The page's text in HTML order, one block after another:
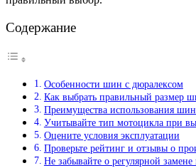
Содержание
Особенности шин с дюралексом
Как выбрать правильный размер
Преимущества использования
Учитывайте тип мотоцикла при
Оцените условия эксплуатации
Проверьте рейтинг и отзывы о
Не забывайте о регулярной